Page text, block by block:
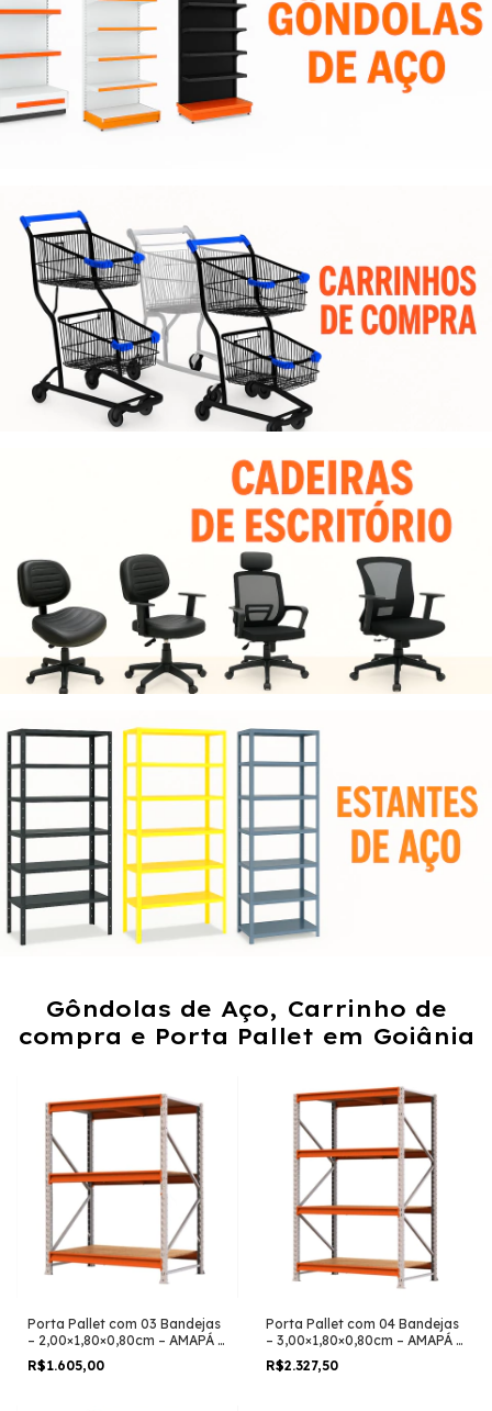
Gôndolas de Aço, Carrinho de
compra e Porta Pallet em Goiânia
Porta Pallet com 03 Bandejas
– 2,00×1,80×0,80cm – AMAPÁ –
11112
R$1.605,00
Porta Pallet com 04 Bandejas
– 3,00×1,80×0,80cm – AMAPÁ –
11110
R$2.327,50